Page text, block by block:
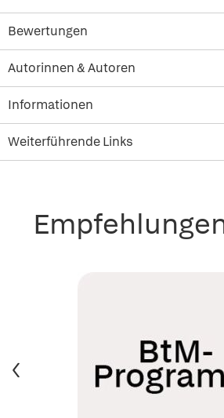
Bewertungen
Autorinnen & Autoren
Informationen
Weiterführende Links